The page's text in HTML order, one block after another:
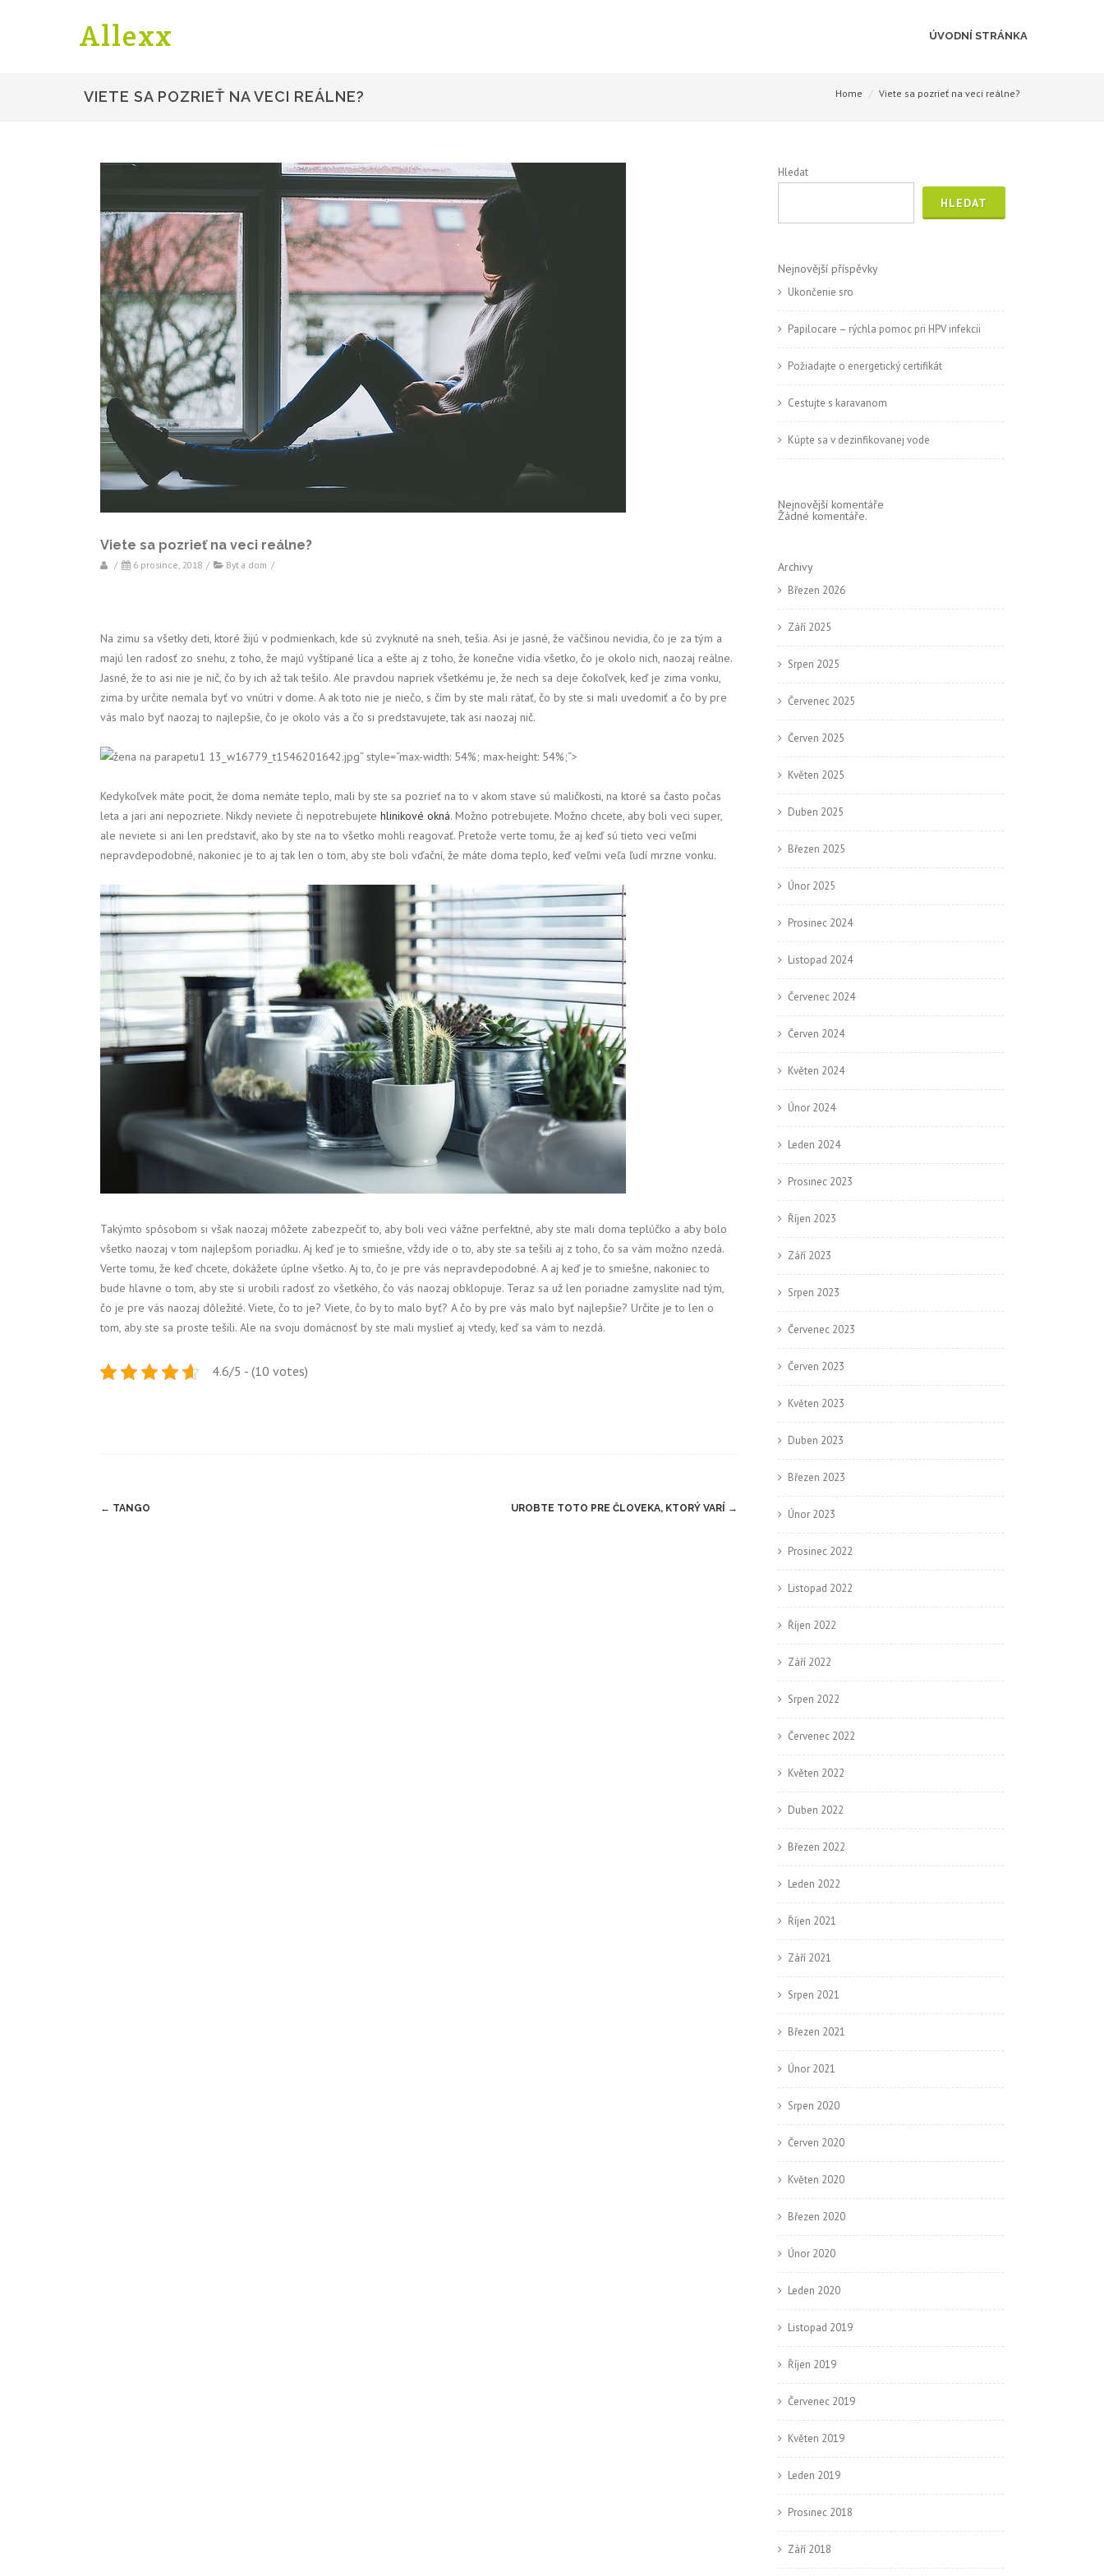
Allexx ÚVODNÍ STRÁNKA
VIETE SA POZRIEŤ NA VECI REÁLNE? Home Viete sa pozrieť na veci reálne?
Viete sa pozrieť na veci reálne?
/ 6 prosince, 2018 / Byt a dom /
Na zimu sa všetky deti, ktoré žijú v podmienkach, kde sú zvyknuté na sneh, tešia. Asi je jasné, že väčšinou nevidia, čo je za tým a
majú len radosť zo snehu, z toho, že majú vyštípané líca a ešte aj z toho, že konečne vidia všetko, čo je okolo nich, naozaj reálne.
Jasné, že to asi nie je nič, čo by ich až tak tešilo. Ale pravdou napriek všetkému je, že nech sa deje čokoľvek, keď je zima vonku,
zima by určite nemala byť vo vnútri v dome. A ak toto nie je niečo, s čím by ste mali rátať, čo by ste si mali uvedomiť a čo by pre
vás malo byť naozaj to najlepšie, čo je okolo vás a čo si predstavujete, tak asi naozaj nič.
1 13_w16779_t1546201642.jpg“ style=“max-width: 54%; max-height: 54%;“>
Kedykoľvek máte pocit, že doma nemáte teplo, mali by ste sa pozrieť na to v akom stave sú maličkosti, na ktoré sa často počas
leta a jari ani nepozriete. Nikdy neviete či nepotrebujete hlinikové okná. Možno potrebujete. Možno chcete, aby boli veci super,
ale neviete si ani len predstaviť, ako by ste na to všetko mohli reagovať. Pretože verte tomu, že aj keď sú tieto veci veľmi
nepravdepodobné, nakoniec je to aj tak len o tom, aby ste boli vďační, že máte doma teplo, keď veľmi veľa ľudí mrzne vonku.
Takýmto spôsobom si však naozaj môžete zabezpečiť to, aby boli veci vážne perfektné, aby ste mali doma teplúčko a aby bolo
všetko naozaj v tom najlepšom poriadku. Aj keď je to smiešne, vždy ide o to, aby ste sa tešili aj z toho, čo sa vám možno nzedá.
Verte tomu, že keď chcete, dokážete úplne všetko. Aj to, čo je pre vás nepravdepodobné. A aj keď je to smiešne, nakoniec to
bude hlavne o tom, aby ste si urobili radosť zo všetkého, čo vás naozaj obklopuje. Teraz sa už len poriadne zamyslite nad tým,
čo je pre vás naozaj dôležité. Viete, čo to je? Viete, čo by to malo byť? A čo by pre vás malo byť najlepšie? Určite je to len o
tom, aby ste sa proste tešili. Ale na svoju domácnosť by ste mali myslieť aj vtedy, keď sa vám to nezdá.
4.6/5 - (10 votes)
Post
← TANGO UROBTE TOTO PRE ČLOVEKA, KTORÝ VARÍ →
Hledat
HLEDAT
Nejnovější příspěvky
Ukončenie sro
Papilocare – rýchla pomoc pri HPV infekcii
Požiadajte o energetický certifikát
Cestujte s karavanom
Kúpte sa v dezinfikovanej vode
Nejnovější komentáře
Žádné komentáře.
Archivy
Březen 2026
Září 2025
Srpen 2025
Červenec 2025
Červen 2025
Květen 2025
Duben 2025
Březen 2025
Únor 2025
Prosinec 2024
Listopad 2024
Červenec 2024
Červen 2024
Květen 2024
Únor 2024
Leden 2024
Prosinec 2023
Říjen 2023
Září 2023
Srpen 2023
Červenec 2023
Červen 2023
Květen 2023
Duben 2023
Březen 2023
Únor 2023
Prosinec 2022
Listopad 2022
Říjen 2022
Září 2022
Srpen 2022
Červenec 2022
Květen 2022
Duben 2022
Březen 2022
Leden 2022
Říjen 2021
Září 2021
Srpen 2021
Březen 2021
Únor 2021
Srpen 2020
Červen 2020
Květen 2020
Březen 2020
Únor 2020
Leden 2020
Listopad 2019
Říjen 2019
Červenec 2019
Květen 2019
Leden 2019
Prosinec 2018
Září 2018